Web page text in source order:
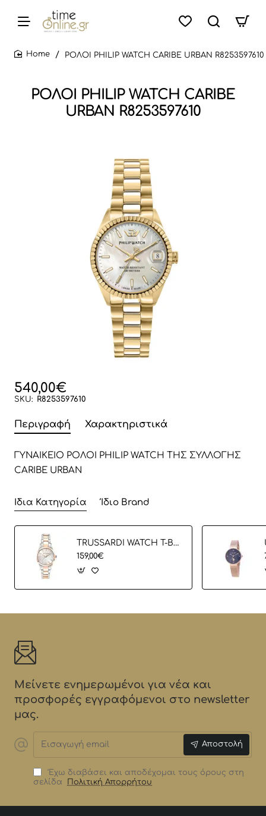
ΡΟΛΟΙ PHILIP WATCH CARIBE
URBAN R8253597610
ΡΟΛΟΙ PHILIP WATCH CARIBE URBAN R8253597610
540,00€
SKU: R8253597610
Περιγραφή Χαρακτηριστικά
ΓΥΝΑΙΚΕΙΟ ΡΟΛΟΙ PHILIP WATCH ΤΗΣ ΣΥΛΛΟΓΗΣ
CARIBE URBAN
Ίδια Κατηγορία Ίδιο Brand
TRUSSARDI WATCH T-BENT R2453141501
159,00€
Μείνετε ενημερωμένοι για νέα και
προσφορές εγγραφόμενοι στο newsletter
μας.
email
Αποστολή
Έχω διαβάσει και αποδέχομαι τους όρους στη
σελίδα
Πολιτική Απορρήτου